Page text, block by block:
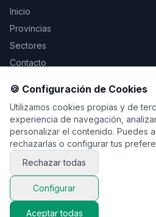
Inicio
Provincias
Sectores
Contacto
Legal
Aviso Legal
Privacidad
Cookies
© 2026 Vente de viaje. Todos
🍪 Configuración de Cookies
Utilizamos cookies propias y de
experiencia de navegación,
personalizar el contenido. Puedes
rechazarlas o configurar tus
Rechazar todas
Configurar
Aceptar todas